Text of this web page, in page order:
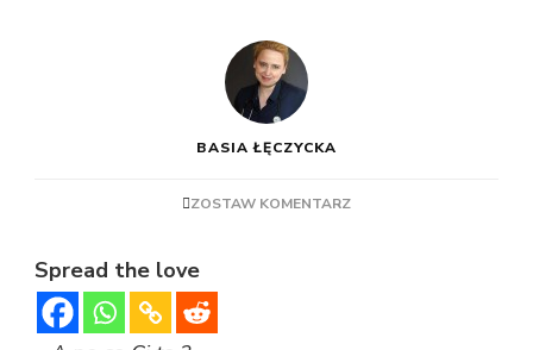
BASIA ŁĘCZYCKA
ZOSTAW KOMENTARZ
Spread the love